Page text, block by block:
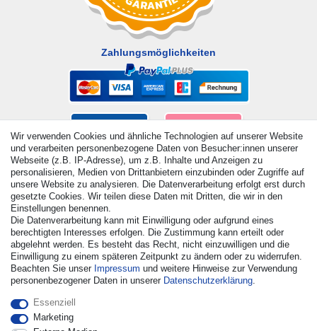
Zahlungsmöglichkeiten
© Copyright 2026 | Alle Rechte vorbehalten. - Alle Rechte
vorbehalten. Preisangaben inkl. gesetzl. 19% MwSt. |
Deutschland!
Wir verwenden Cookies und ähnliche Technologien auf unserer Website
und verarbeiten personenbezogene Daten von Besucher:innen unserer
Webseite (z.B. IP-Adresse), um z.B. Inhalte und Anzeigen zu
personalisieren, Medien von Drittanbietern einzubinden oder Zugriffe auf
unsere Website zu analysieren. Die Datenverarbeitung erfolgt erst durch
gesetzte Cookies. Wir teilen diese Daten mit Dritten, die wir in den
Einstellungen benennen.
Die Datenverarbeitung kann mit Einwilligung oder aufgrund eines
berechtigten Interesses erfolgen. Die Zustimmung kann erteilt oder
abgelehnt werden. Es besteht das Recht, nicht einzuwilligen und die
Einwilligung zu einem späteren Zeitpunkt zu ändern oder zu widerrufen.
Beachten Sie unser Impressum und weitere Hinweise zur Verwendung
personenbezogener Daten in unserer Daten­schutz­erklärung.
Essenziell
Marketing